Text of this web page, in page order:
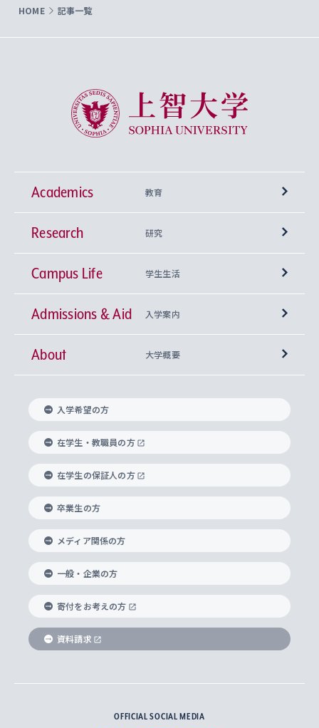
HOME 記事一覧
上智大学 Sophia University
Academics 教育
学部
神学部
文学部
総合人間科学部
経済学部
外国語学部
総合グローバル学部
国際教養学部
理工学部
Futures） – 持続可能な未来を考える６学科連携
興味から学科を探す
上智大学の全学共通教育
基盤教育センター
キリスト教人間学
身体知
思考と表現
データサイエンス
上智大学の語学教育
言語教育研究センター
上智大学のグローバル教育
グローバル教育センター
上智大学で学ぶ
海外で学ぶ
学びのサポート
大学院
神学研究科
実践宗教学研究科
総合人間科学研究科
経済学研究科
助産学専攻科
生涯学習
Research 研究
研究所 等
キリスト教文化研究所
中世思想研究所
国際言語情報研究所
グローバル・コンサーン研究所
比較文化研究所
ヨーロッパ研究所
アジア文化研究所
アメリカ・カナダ研究所
メディア・ジャーナリズム研究所
Sophia Open Research Weeks (SORW)
産官学連携
知的財産
研究支援制度
重点領域研究・自由課題研究
研究活動に関する法令・研究費の使用について
Campus Life 学生生活
学期区分と授業時間割
課外活動
課外教育プログラム
ボランティア活動
グローバルな学びのコミュニティ
学生の相談窓口
心身の健康相談
ハラスメント防止の取り組み
障がいのある学生への支援
キャリア形成サポート
キャリア形成支援プログラム
就職（内定先）・進路統計
企業の採用ご担当者様へのご案内
住まいのサポート
Admissions & Aid 入学案内
上智大学で取得できる学位
入れの方針）
科目等履修生
研究生・外国人特別研究生・国費留学生
交換留学生(海外大学から上智大学で学ぶ)
ノンディグリー生
Sophia Short-term Program受講生
学費・奨学金
学部入学前に出願する奨学金
About 大学概要
理事長・学長メッセージ
学長・副学長紹介
上智大学の精神
上智大学の理念
上智大学の沿革
ソフィア・アーカイブズ
上智大学とカトリック
グローバルエンゲージメント
上智大学を訪れた世界の知性
国連Weeks・アフリカWeeks
ダイバーシティ＆サステナビリティへの取り組み
上智大学公式ソーシャルメディア
学校法人上智学院について
数字で見る上智大学
上智大学のネットワーク
父母・保証人とのネットワーク
上智大学の出版物
上智大学大学案内・大学院案内
上智大学のビジュアル・アイデンティティ
入学希望の方
在学生・教職員の方
在学生の保証人の方
卒業生の方
メディア関係の方
一般・企業の方
寄付をお考えの方
資料請求
OFFICIAL SOCIAL MEDIA